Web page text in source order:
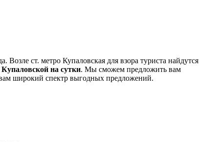
ст. метро Купаловская для взора туриста найдутся
на сутки. Мы сможем предложить вам
широкий спектр выгодных предложений.